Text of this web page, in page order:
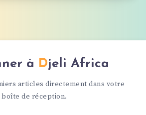
à Djeli Africa
articles directement dans votre
boîte de réception.